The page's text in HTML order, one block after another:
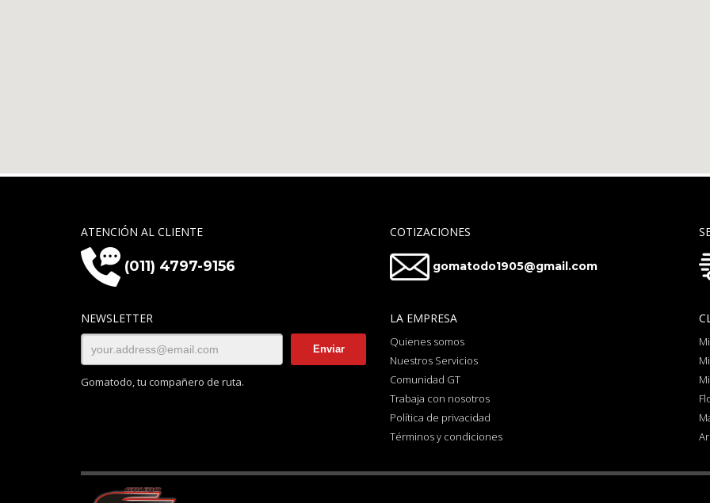
ATENCIÓN AL CLIENTE
(011) 4797-9156
COTIZACIONES
gomatodo1905@gmail.com
NEWSLETTER
Gomatodo, tu compañero de ruta.
LA EMPRESA
Quienes somos
Nuestros Servicios
Comunidad GT
Trabaja con nosotros
Política de privacidad
Términos y condiciones